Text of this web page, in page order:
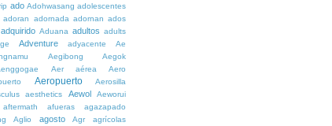
ado Adohwasang adolescentes
adoran adornada adornan ados
adquirido Aduana adultos adults
Adventure adyacente
Ae
Aegibong
Aegok
Aer aérea
Aero
Aeropuerto
Aerosilla
aesthetics Aewol
Aeworui
aftermath afueras agazapado
Aglio agosto Agr
agrícolas